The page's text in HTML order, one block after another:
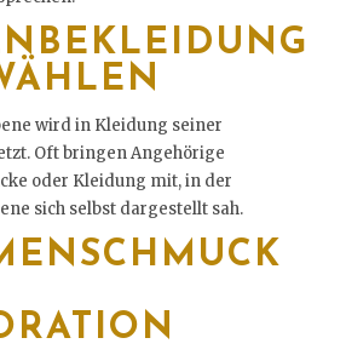
wird in Kleidung seiner
Oft bringen Angehörige
oder Kleidung mit, in der
sich selbst dargestellt sah.